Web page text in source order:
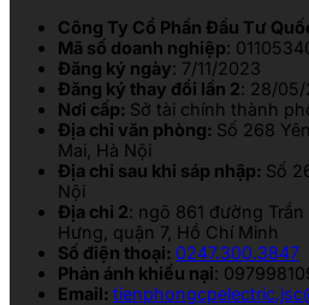
Công Ty Cổ Phần Đầu Tư
Mã số doanh nghiệp:
Đăng ký ngày: 7/11/2023
Đăng ký thay đổi lần 2: 28/
Nơi cấp: Sở tài chính thành
Địa chỉ văn phòng: Số 268
Mai, Hà Nội
Địa chỉ sau khi sáp nhập: Số
Nội
Địa chỉ 2: ngõ 861 đường
Hưng, quận 7, Hồ Chí Minh
Số điện thoại: 0247.300.3847
Phản ánh khiếu nại:
Email: